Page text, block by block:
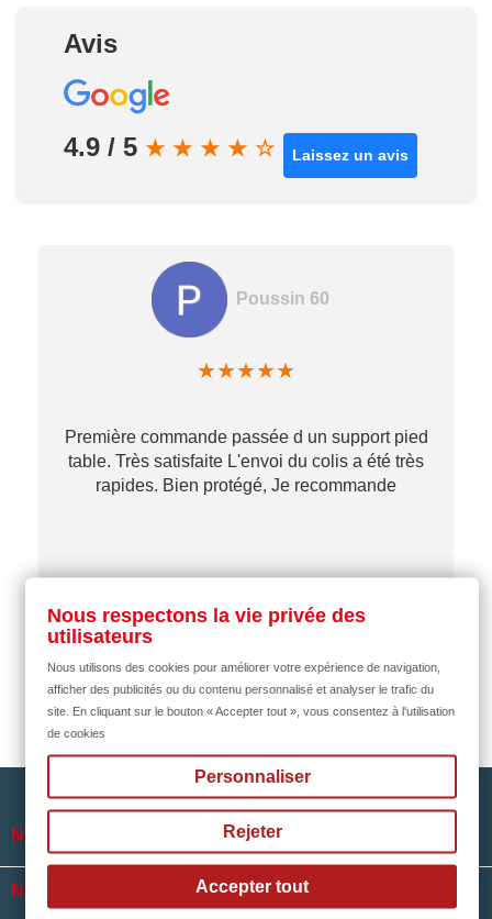
Avis
4.9 / 5 ★ ★ ★ ★ ☆ Laissez un avis
Poussin 60
★★★★★
Première commande passée d un support pied
table. Très satisfaite L'envoi du colis a été très
rapides. Bien protégé, Je recommande
NOTRE SOCIÉTÉ
NOS HORAIRES
Nous respectons la vie privée des
utilisateurs
Nous utilisons des cookies pour améliorer votre expérience de navigation,
afficher des publicités ou du contenu personnalisé et analyser le trafic du
site. En cliquant sur le bouton « Accepter tout », vous consentez à l'utilisation
de cookies
Personnaliser
Rejeter
Accepter tout